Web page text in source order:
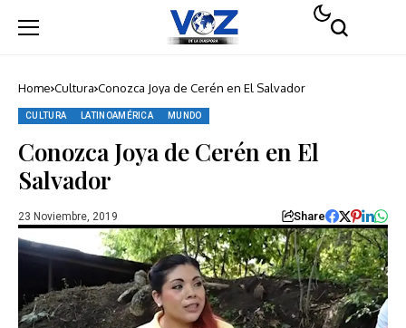
Home Cultura Conozca Joya de Cerén en El Salvador
CULTURA LATINOAMÉRICA MUNDO
Conozca Joya de Cerén en El
Salvador
23 Noviembre, 2019 Share